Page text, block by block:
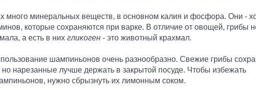
много минеральных веществ, в основном калия и фосфора. Они -
которые сохраняются при варке. В отличие от овощей, грибы
а есть в них гликоген - это животный крахмал.
шампиньонов очень разнообразно. Свежие грибы
нарезанные лучше держать в закрытой посуде. Чтобы избежать
нужно сбрызнуть их лимонным соком.